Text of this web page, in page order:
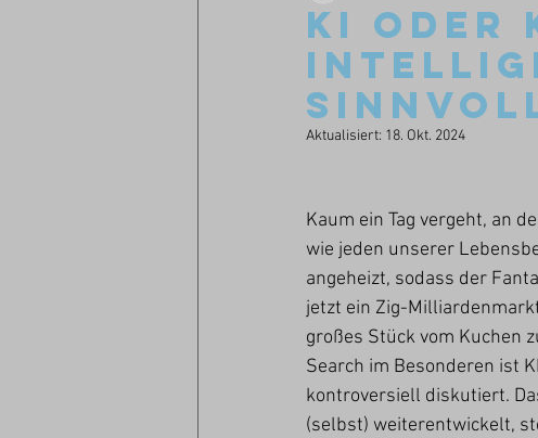
KI ODER
Aktualisiert: 18. Okt. 2024
Kaum ein Tag vergeht, an
wie jeden unserer
angeheizt, sodass der
jetzt ein Zig-
großes Stück vom Kuchen
Search im Besonderen ist
kontroversiell diskutiert.
(selbst) weiterentwickelt,